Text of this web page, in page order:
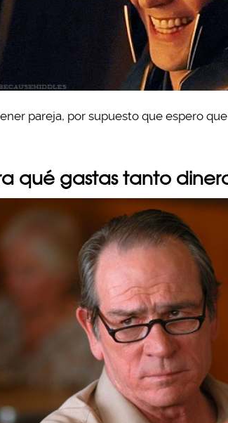
pareja, por supuesto que espero
qué gastas tanto